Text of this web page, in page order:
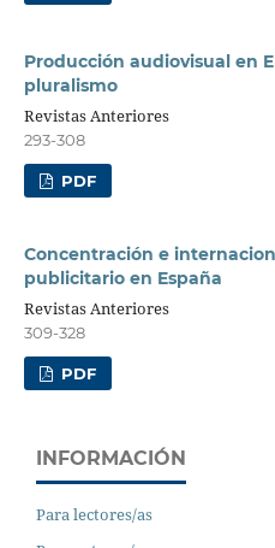
Producción audiovisual en
pluralismo
Revistas Anteriores
293-308
PDF
Concentración e
publicitario en España
Revistas Anteriores
309-328
PDF
INFORMACIÓN
Para lectores/as